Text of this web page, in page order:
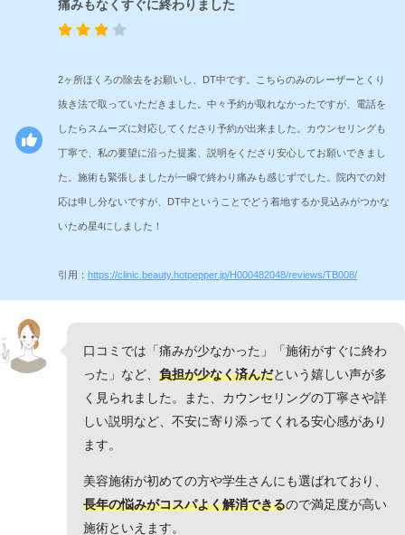
痛みもなくすぐに終わりました
2ヶ所ほくろの除去をお願いし、DT中です。こちらのみのレーザーとくり
抜き法で取っていただきました。中々予約が取れなかったですが、電話を
したらスムーズに対応してくださり予約が出来ました。カウンセリングも
丁寧で、私の要望に沿った提案、説明をくださり安心してお願いできまし
た。施術も緊張しましたが一瞬で終わり痛みも感じずでした。院内での対
応は申し分ないですが、DT中ということでどう着地するか見込みがつかな
いため星4にしました！
引用： https://clinic.beauty.hotpepper.jp/H000482048/reviews/TB008/
口コミでは「痛みが少なかった」「施術がすぐに終わ
った」など、負担が少なく済んだという嬉しい声が多
く見られました。また、カウンセリングの丁寧さや詳
しい説明など、不安に寄り添ってくれる安心感があり
ます。
美容施術が初めての方や学生さんにも選ばれており、
長年の悩みがコスパよく解消できるので満足度が高い
施術といえます。